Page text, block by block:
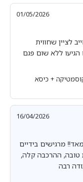
01/05/2026
לציין שחווית
ללא שום פגם
+ כיסא
16/04/2026
מרגישים בידיים
טובה, ההרכבה קלה,
רבה